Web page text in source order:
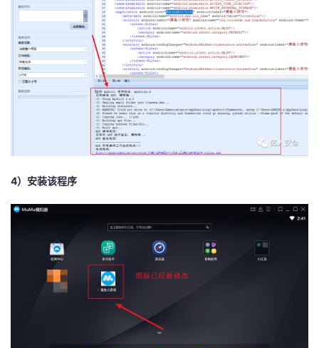
4）安装该程序